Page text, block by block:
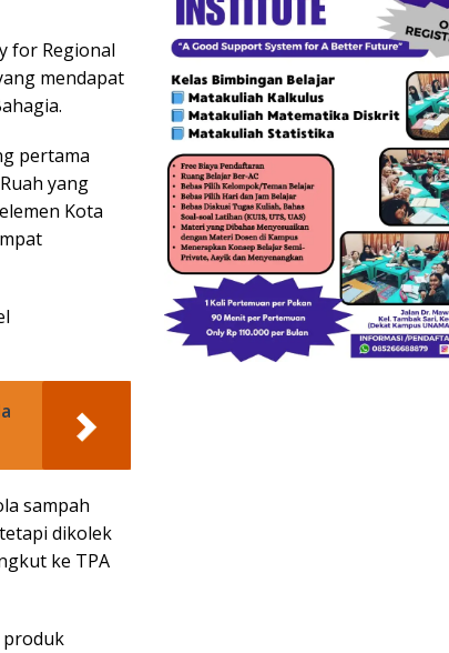
for Regional
mendapat
pertama
yang
Kota
sampah
dikolek
ke TPA
produk